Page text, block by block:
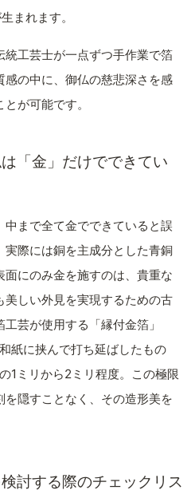
まれます。
工芸士が一点ずつ手作業で箔
感の中に、御仏の慈悲深さを感
が可能です。
「金」だけでできてい
中まで全て金でできていると誤
際には銅を主成分とした青銅
にのみ金を施すのは、貴重な
しい外見を実現するための古
芸が使用する「縁付金箔」
紙に挟んで打ち延ばしたもの
1ミリから2ミリ程度。この極限
隠すことなく、その造形美を
討する際のチェックリス